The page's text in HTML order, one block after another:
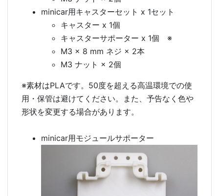
minicar用キャスターセット x 1セット
キャスター x 1個
キャスターサポーター x 1個 ※
M3 × 8 mm ネジ × 2本
M3 ナット × 2個
※素材はPLAです。50度を超える高温環境での使
用・保管は避けてください。また、予告なく色や
形状を変更する場合があります。
minicar用モジュールサポーター